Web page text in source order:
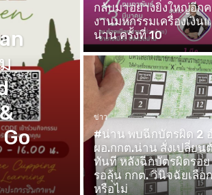
กลับมาอย่างยิ่งใหญ่อีก
งานมหกรรมเครื่องเงิน
น่าน ครั้งที่ 10
ข่าว
#น่าน พบฉีกบัตรผิด 2
ผอ.กกต.น่าน สั่งเปลี่ยน
ทันที หลังฉีกบัตรผิดรอย
รอลุ้น กกต. วินิจฉัยเลือ
หรือไม่